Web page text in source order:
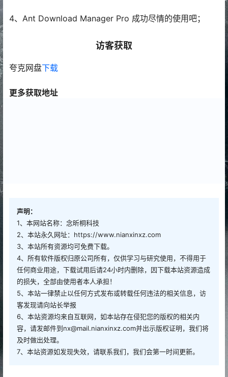
4、Ant Download Manager Pro 成功尽情的使用吧；
访客获取
夸克网盘下载
更多获取地址
声明：
1、本网站名称：念昕桐科技
2、本站永久网址：https://www.nianxinxz.com
3、本站所有资源均可免费下载。
4、所有软件版权归原公司所有，仅供学习与研究使用，不得用于
任何商业用途，下载试用后请24小时内删除，因下载本站资源造成
的损失，全部由使用者本人承担！
5、本站一律禁止以任何方式发布或转载任何违法的相关信息，访
客发现请向站长举报
6、本站资源均来自互联网，如本站存在侵犯您的版权的相关内
容，请发邮件到nx@mail.nianxinxz.com并出示版权证明，我们将
及时做出处理。
7、本站资源如发现失效，请联系我们，我们会第一时间更新。